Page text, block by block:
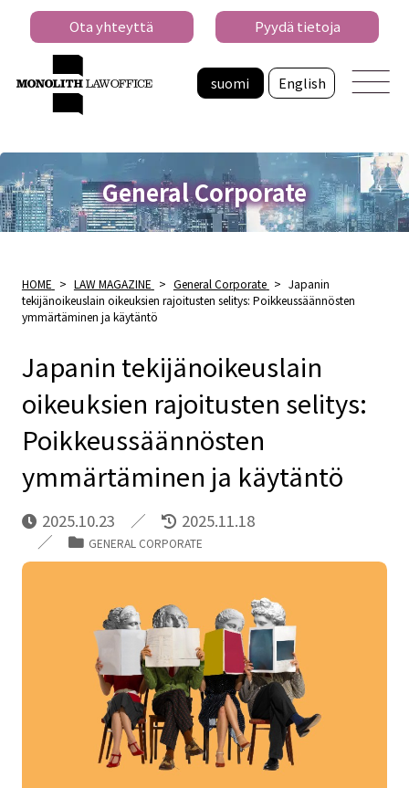
suomi English
Ota yhteyttä Pyydä tietoja
General Corporate
HOME > LAW MAGAZINE > General Corporate > Japanin
tekijänoikeuslain oikeuksien rajoitusten selitys: Poikkeussäännösten
ymmärtäminen ja käytäntö
Japanin tekijänoikeuslain
oikeuksien rajoitusten selitys:
Poikkeussäännösten
ymmärtäminen ja käytäntö
2025.10.23 2025.11.18
GENERAL CORPORATE